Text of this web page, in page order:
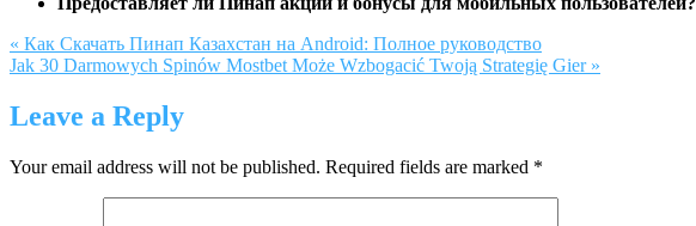
« Как Скачать Пинап Казахстан на Android: Полное руководство
Jak 30 Darmowych Spinów Mostbet Może Wzbogacić Twoją Strategię Gier »
Leave a Reply
Your email address will not be published. Required fields are marked *